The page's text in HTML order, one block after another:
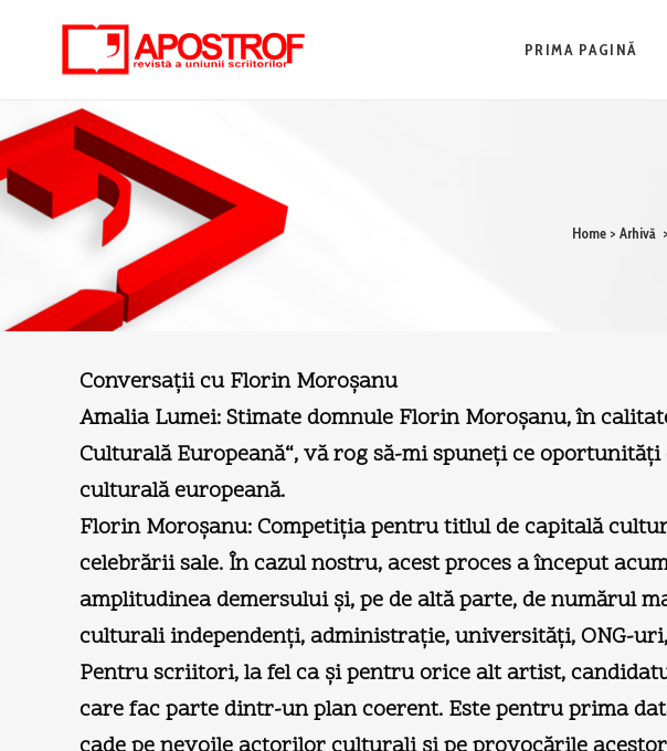
PRIMA PAGINĂ
Home > Arhivă >
Conversaţii cu Florin Moroşanu
Amalia Lumei: Stimate domnule Florin Moroşanu, în
Culturală Europeană“, vă rog să-mi spuneţi ce
culturală europeană.
Florin Moroşanu: Competiţia pentru titlul de capitală
celebrării sale. În cazul nostru, acest proces a început
amplitudinea demersului şi, pe de altă parte, de numărul
culturali independenţi, administraţie, universităţi, ONG-
Pentru scriitori, la fel ca şi pentru orice alt artist,
care fac parte dintr-un plan coerent. Este pentru prima